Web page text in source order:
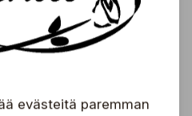
trifasciata
evästeitä paremman